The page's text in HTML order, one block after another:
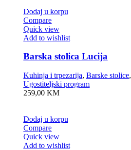
Dodaj u korpu
Compare
Quick view
Add to wishlist
Barska stolica Lucija
Kuhinja i trpezarija, Barske stolice,
Ugostiteljski program
259,00 KM
Dodaj u korpu
Compare
Quick view
Add to wishlist